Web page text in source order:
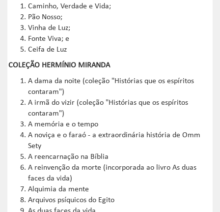
Caminho, Verdade e Vida;
Pão Nosso;
Vinha de Luz;
Fonte Viva; e
Ceifa de Luz
COLEÇÃO HERMÍNIO MIRANDA
A dama da noite (coleção "Histórias que os espíritos
contaram")
A irmã do vizir (coleção "Histórias que os espíritos
contaram")
A memória e o tempo
A noviça e o faraó - a extraordinária história de Omm
Sety
A reencarnação na Bíblia
A reinvenção da morte (incorporada ao livro As duas
faces da vida)
Alquimia da mente
Arquivos psíquicos do Egito